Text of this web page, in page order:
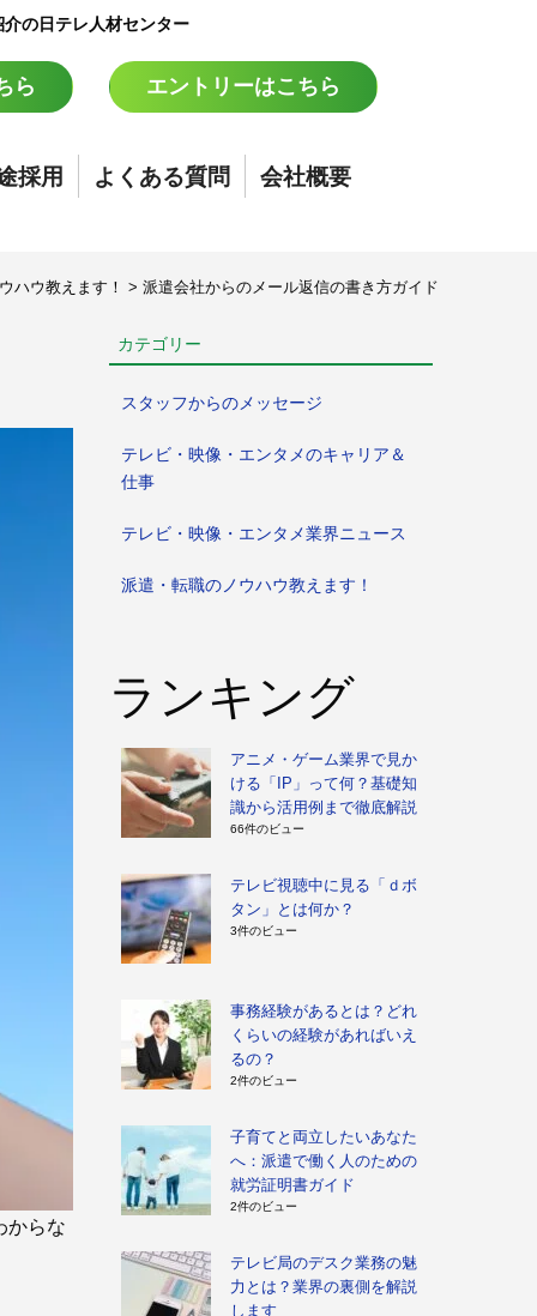
の日テレ人材センター
ら エントリーはこちら
採用 よくある質問 会社概要
ハウ教えます！ > 派遣会社からのメール返信の書き方ガイド
からな
カテゴリー
スタッフからのメッセージ
テレビ・映像・エンタメのキャリア＆
仕事
テレビ・映像・エンタメ業界ニュース
派遣・転職のノウハウ教えます！
ランキング
アニメ・ゲーム業界で見か
ける「IP」って何？基礎知
識から活用例まで徹底解説
66件のビュー
テレビ視聴中に見る「ｄボ
タン」とは何か？
3件のビュー
事務経験があるとは？どれ
くらいの経験があればいえ
るの？
2件のビュー
子育てと両立したいあなた
へ：派遣で働く人のための
就労証明書ガイド
2件のビュー
テレビ局のデスク業務の魅
力とは？業界の裏側を解説
します